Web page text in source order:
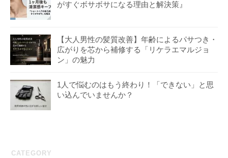
がすぐボサボサになる理由と解決策』
【大人男性の髪質改善】年齢によるパサつき・
広がりを芯から補修する「リケラエマルジョ
ン」の魅力
1人で悩むのはもう終わり！「できない」と思
い込んでいませんか？
CATEGORY